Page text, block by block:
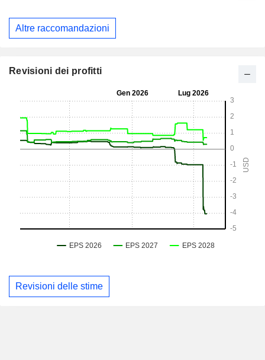
Altre raccomandazioni
Revisioni dei profitti
Revisioni delle stime